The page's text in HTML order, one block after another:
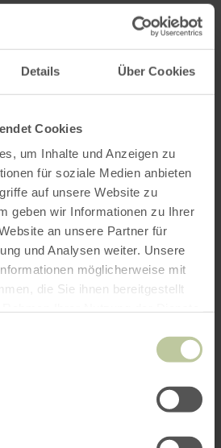
Details Über Cookies
Cookies
um Inhalte und Anzeigen zu
für soziale Medien anbieten
auf unsere Website zu
geben wir Informationen zu Ihrer
an unsere Partner für
und Analysen weiter. Unsere
möglicherweise mit
die Sie ihnen bereitgestellt